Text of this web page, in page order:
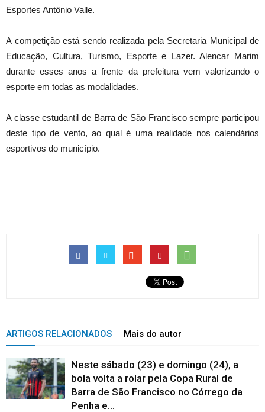
Esportes Antônio Valle.
A competição está sendo realizada pela Secretaria Municipal de
Educação, Cultura, Turismo, Esporte e Lazer. Alencar Marim
durante esses anos a frente da prefeitura vem valorizando o
esporte em todas as modalidades.
A classe estudantil de Barra de São Francisco sempre participou
deste tipo de vento, ao qual é uma realidade nos calendários
esportivos do município.
ARTIGOS RELACIONADOS Mais do autor
Neste sábado (23) e domingo (24), a
bola volta a rolar pela Copa Rural de
Barra de São Francisco no Córrego da
Penha e...